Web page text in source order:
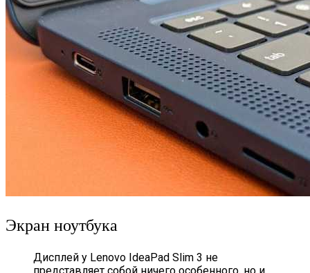
Экран ноутбука
Дисплей у Lenovo IdeaPad Slim 3 не